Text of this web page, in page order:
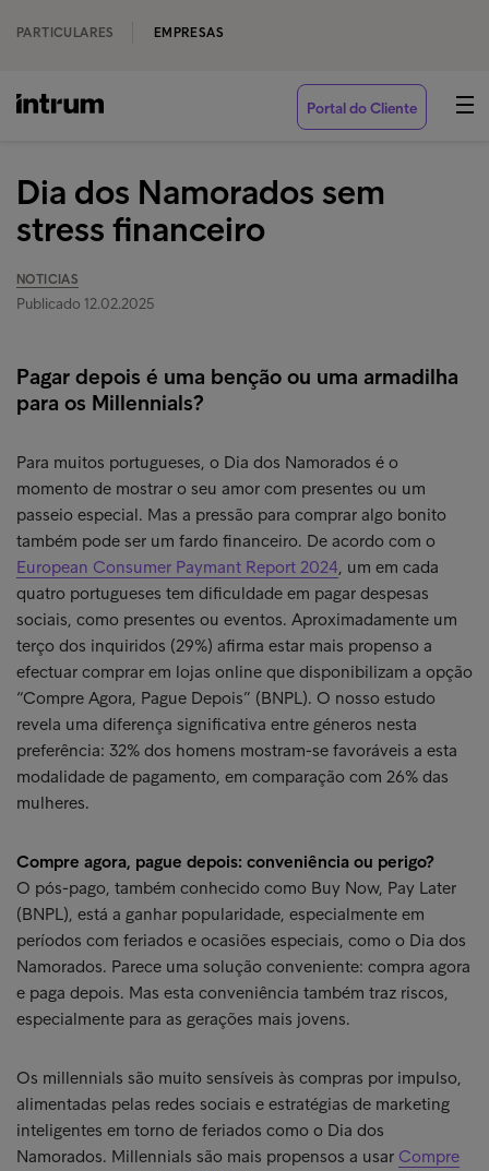
PARTICULARES EMPRESAS
Portal do Cliente
Dia dos Namorados sem
stress financeiro
NOTICIAS
Publicado 12.02.2025
Pagar depois é uma benção ou uma armadilha
para os Millennials?
Para muitos portugueses, o Dia dos Namorados é o
momento de mostrar o seu amor com presentes ou um
passeio especial. Mas a pressão para comprar algo bonito
também pode ser um fardo financeiro. De acordo com o
European Consumer Paymant Report 2024, um em cada
quatro portugueses tem dificuldade em pagar despesas
sociais, como presentes ou eventos. Aproximadamente um
terço dos inquiridos (29%) afirma estar mais propenso a
efectuar comprar em lojas online que disponibilizam a opção
“Compre Agora, Pague Depois” (BNPL). O nosso estudo
revela uma diferença significativa entre géneros nesta
preferência: 32% dos homens mostram-se favoráveis a esta
modalidade de pagamento, em comparação com 26% das
mulheres.
Compre agora, pague depois: conveniência ou perigo?
O pós-pago, também conhecido como Buy Now, Pay Later
(BNPL), está a ganhar popularidade, especialmente em
períodos com feriados e ocasiões especiais, como o Dia dos
Namorados. Parece uma solução conveniente: compra agora
e paga depois. Mas esta conveniência também traz riscos,
especialmente para as gerações mais jovens.
Os millennials são muito sensíveis às compras por impulso,
alimentadas pelas redes sociais e estratégias de marketing
inteligentes em torno de feriados como o Dia dos
Namorados. Millennials são mais propensos a usar Compre